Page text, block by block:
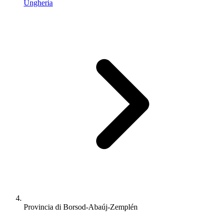
Ungheria
Provincia di Borsod-Abaúj-Zemplén